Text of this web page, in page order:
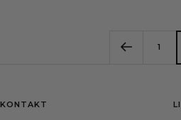
1
KONTAKT